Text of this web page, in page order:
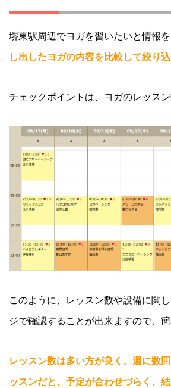
堺東駅周辺でヨガを習いたいと情報を
し出したヨガの内容を比較して絞り
チェックポイントは、ヨガのレッスン
このように、レッスン数や設備に関
ジで確認することが出来ますので、
レッスン数は多い方が良く、週に数
ッスンだと、予定が合わせづらく、